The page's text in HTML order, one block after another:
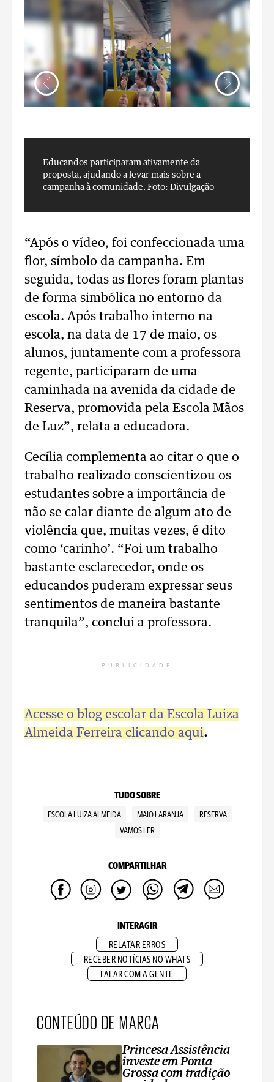
Educandos participaram ativamente da
proposta, ajudando a levar mais sobre a
campanha à comunidade. Foto: Divulgação
“Após o vídeo, foi confeccionada uma
flor, símbolo da campanha. Em
seguida, todas as flores foram plantas
de forma simbólica no entorno da
escola. Após trabalho interno na
escola, na data de 17 de maio, os
alunos, juntamente com a professora
regente, participaram de uma
caminhada na avenida da cidade de
Reserva, promovida pela Escola Mãos
de Luz”, relata a educadora.
Cecília complementa ao citar o que o
trabalho realizado conscientizou os
estudantes sobre a importância de
não se calar diante de algum ato de
violência que, muitas vezes, é dito
como ‘carinho’. “Foi um trabalho
bastante esclarecedor, onde os
educandos puderam expressar seus
sentimentos de maneira bastante
tranquila”, conclui a professora.
PUBLICIDADE
Acesse o blog escolar da Escola Luiza
Almeida Ferreira clicando aqui.
TUDO SOBRE
ESCOLA LUIZA ALMEIDA MAIO LARANJA
RESERVA
VAMOS LER
COMPARTILHAR
INTERAGIR
RELATAR ERROS
RECEBER NOTÍCIAS NO WHATS
FALAR COM A GENTE
CONTEÚDO DE MARCA
Princesa Assistência
investe em Ponta
Grossa com tradição